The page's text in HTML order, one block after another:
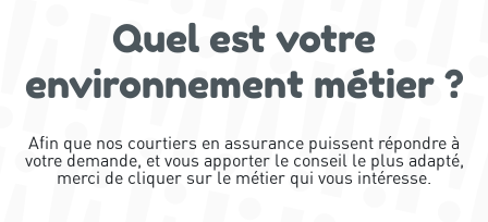
Quel est votre
environnement métier ?
Afin que nos courtiers en assurance puissent répondre à
votre demande, et vous apporter le conseil le plus adapté,
merci de cliquer sur le métier qui vous intéresse.